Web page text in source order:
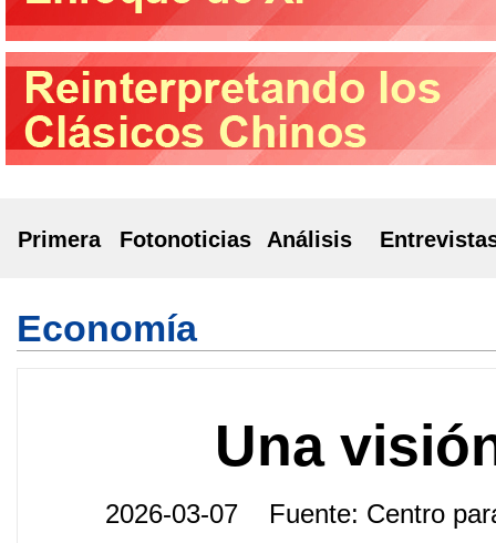
Primera Fotonoticias Análisis
Economía
Una
2026-03-07 Fuente: Centro